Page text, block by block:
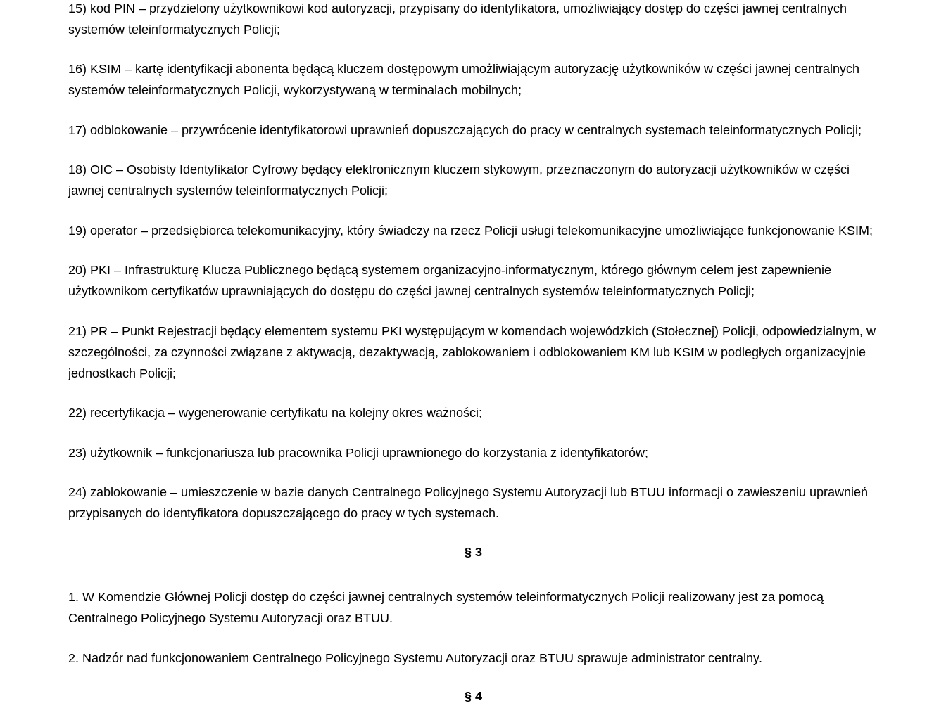
15) kod PIN – przydzielony użytkownikowi kod autoryzacji, przypisany do identyfikatora, umożliwiający dostęp do części jawnej centralnych
systemów teleinformatycznych Policji;
16) KSIM – kartę identyfikacji abonenta będącą kluczem dostępowym umożliwiającym autoryzację użytkowników w części jawnej centralnych
systemów teleinformatycznych Policji, wykorzystywaną w terminalach mobilnych;
17) odblokowanie – przywrócenie identyfikatorowi uprawnień dopuszczających do pracy w centralnych systemach teleinformatycznych Policji;
18) OIC – Osobisty Identyfikator Cyfrowy będący elektronicznym kluczem stykowym, przeznaczonym do autoryzacji użytkowników w części
jawnej centralnych systemów teleinformatycznych Policji;
19) operator – przedsiębiorca telekomunikacyjny, który świadczy na rzecz Policji usługi telekomunikacyjne umożliwiające funkcjonowanie KSIM;
20) PKI – Infrastrukturę Klucza Publicznego będącą systemem organizacyjno-informatycznym, którego głównym celem jest zapewnienie
użytkownikom certyfikatów uprawniających do dostępu do części jawnej centralnych systemów teleinformatycznych Policji;
21) PR – Punkt Rejestracji będący elementem systemu PKI występującym w komendach wojewódzkich (Stołecznej) Policji, odpowiedzialnym, w
szczególności, za czynności związane z aktywacją, dezaktywacją, zablokowaniem i odblokowaniem KM lub KSIM w podległych organizacyjnie
jednostkach Policji;
22) recertyfikacja – wygenerowanie certyfikatu na kolejny okres ważności;
23) użytkownik – funkcjonariusza lub pracownika Policji uprawnionego do korzystania z identyfikatorów;
24) zablokowanie – umieszczenie w bazie danych Centralnego Policyjnego Systemu Autoryzacji lub BTUU informacji o zawieszeniu uprawnień
przypisanych do identyfikatora dopuszczającego do pracy w tych systemach.
§ 3
1. W Komendzie Głównej Policji dostęp do części jawnej centralnych systemów teleinformatycznych Policji realizowany jest za pomocą
Centralnego Policyjnego Systemu Autoryzacji oraz BTUU.
2. Nadzór nad funkcjonowaniem Centralnego Policyjnego Systemu Autoryzacji oraz BTUU sprawuje administrator centralny.
§ 4